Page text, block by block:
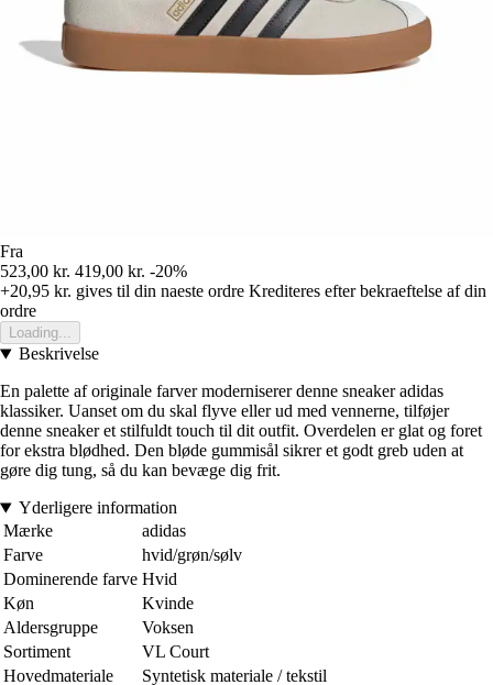
Fra
523,00 kr. 419,00 kr. -20%
+20,95 kr. gives til din naeste ordre Krediteres efter bekraeftelse af din
ordre
Loading...
Beskrivelse
En palette af originale farver moderniserer denne sneaker adidas
klassiker. Uanset om du skal flyve eller ud med vennerne, tilføjer
denne sneaker et stilfuldt touch til dit outfit. Overdelen er glat og foret
for ekstra blødhed. Den bløde gummisål sikrer et godt greb uden at
gøre dig tung, så du kan bevæge dig frit.
Yderligere information
Mærke
adidas
Farve
hvid/grøn/sølv
Dominerende farve Hvid
Køn
Kvinde
Aldersgruppe
Voksen
Sortiment
VL Court
Hovedmateriale
Syntetisk materiale / tekstil